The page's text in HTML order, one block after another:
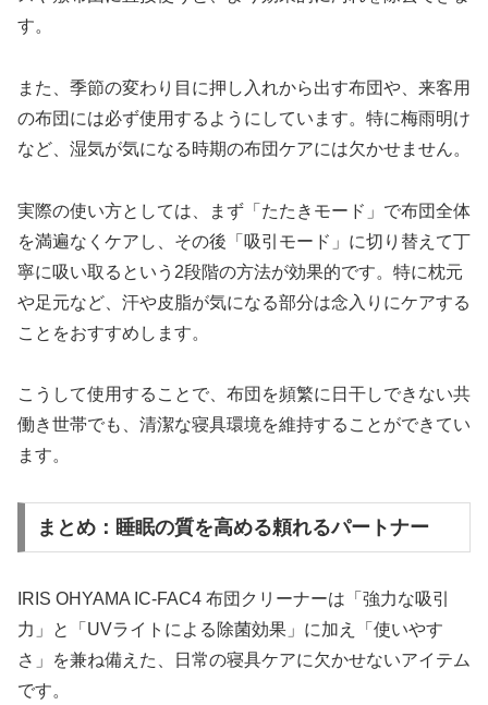
す。
また、季節の変わり目に押し入れから出す布団や、来客用
の布団には必ず使用するようにしています。特に梅雨明け
など、湿気が気になる時期の布団ケアには欠かせません。
実際の使い方としては、まず「たたきモード」で布団全体
を満遍なくケアし、その後「吸引モード」に切り替えて丁
寧に吸い取るという2段階の方法が効果的です。特に枕元
や足元など、汗や皮脂が気になる部分は念入りにケアする
ことをおすすめします。
こうして使用することで、布団を頻繁に日干しできない共
働き世帯でも、清潔な寝具環境を維持することができてい
ます。
まとめ：睡眠の質を高める頼れるパートナー
IRIS OHYAMA IC-FAC4 布団クリーナーは「強力な吸引
力」と「UVライトによる除菌効果」に加え「使いやす
さ」を兼ね備えた、日常の寝具ケアに欠かせないアイテム
です。